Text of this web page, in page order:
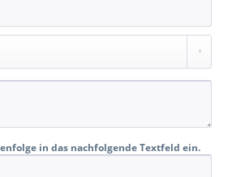
in das nachfolgende Textfeld ein.